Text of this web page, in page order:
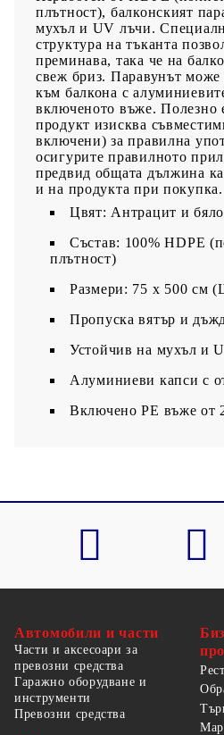
плътност), балконският
мухъл и UV лъчи.
структура на тъканта
преминава, така че на
свеж бриз. Паравунът може
към балкона с
включеното въже. Полезно
продукт изисква
включени) за правилна
осигурите правилното
предвид общата дължина
и на продукта при покупка.
Цвят: Антрацит и бяло
Състав: 100% HDPE
плътност)
Размери: 75 х 500 см
Пропуска вятър и
Устойчив на мухъл и
Алуминиеви капси с
Включено PE въже от
Автомобили и части
Части и аксесоари за
превозни средства
Гаражно оборудване и
инструменти
Превозни средства